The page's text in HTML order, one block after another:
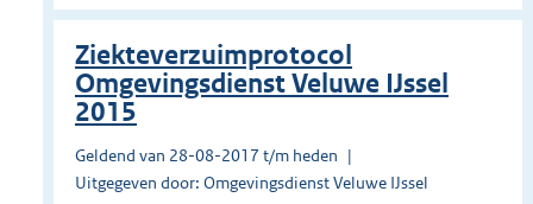
Ziekteverzuimprotocol
Omgevingsdienst Veluwe IJssel
2015
Geldend van 28-08-2017 t/m heden
Uitgegeven door: Omgevingsdienst Veluwe IJssel